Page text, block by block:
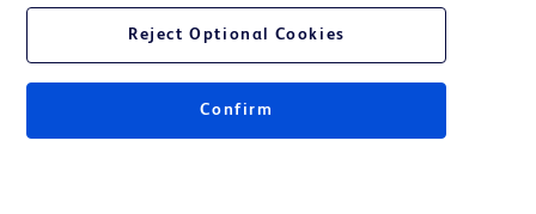
© 2026 BD. Tous droits réservés. BD et le logo de BD sont des marques
Reject Optional Cookies
Confirm